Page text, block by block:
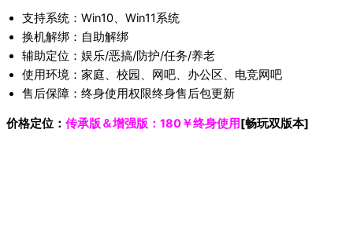
支持系统：Win10、Win11系统
换机解绑：自助解绑
辅助定位：娱乐/恶搞/防护/任务/养老
使用环境：家庭、校园、网吧、办公区、电竞网吧
售后保障：终身使用权限终身售后包更新
价格定位： 传承版＆增强版： 180￥终身使用[畅玩双版本]